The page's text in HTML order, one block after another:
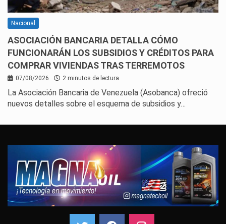
Nacional
ASOCIACIÓN BANCARIA DETALLA CÓMO
FUNCIONARÁN LOS SUBSIDIOS Y CRÉDITOS PARA
COMPRAR VIVIENDAS TRAS TERREMOTOS
07/08/2026 2 minutos de lectura
La Asociación Bancaria de Venezuela (Asobanca) ofreció
nuevos detalles sobre el esquema de subsidios y…